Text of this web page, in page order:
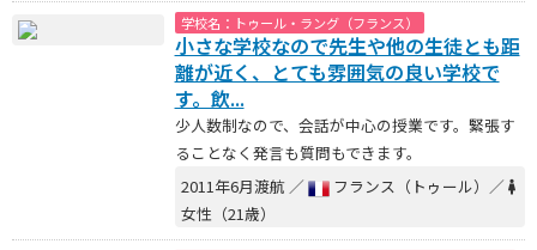
学校名：トゥール・ラング（フランス）
小さな学校なので先生や他の生徒とも距
離が近く、とても雰囲気の良い学校で
す。飲...
少人数制なので、会話が中心の授業です。緊張す
ることなく発言も質問もできます。
2011年6月渡航 ／
フランス（トゥール）／
女性（21歳）